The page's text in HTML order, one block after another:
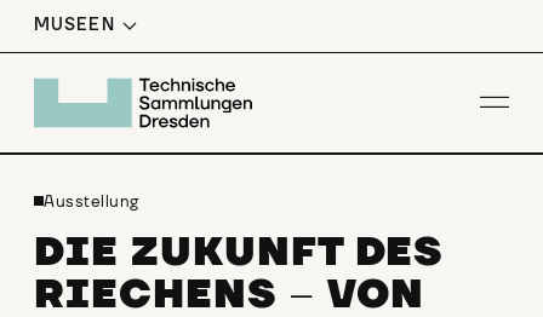
MUSEEN
Ausstellung
DIE ZUKUNFT DES
RIECHENS – VON